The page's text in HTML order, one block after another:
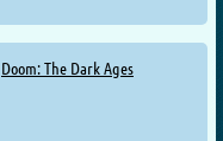
Doom: The Dark Ages